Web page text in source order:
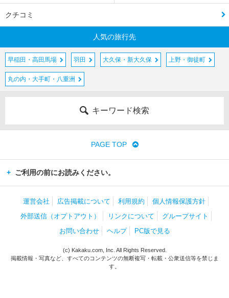
町
田・
立川
奥多
摩・
青
梅・
島
原
諸
原・
クチコミ
人気の旅行先
早稲田・高田馬場 羽田 大久保・新大久保 上野・御徒町
丸の内・大手町・八重洲
キーワード検索
PAGE TOP
ご利用の前にお読みください。
運営会社 広告掲載について 利用規約
個人情報保護方針
外部送信（オプトアウト）
リンクについて
グループサイト
お問い合わせ
ヘルプ PC版で見る
(c) Kakaku.com, Inc. All Rights Reserved.
掲載情報・写真など、すべてのコンテンツの無断複写・転載・公衆送信等を禁じま
す。